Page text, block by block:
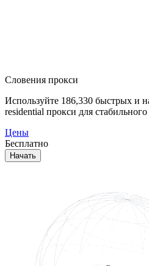
Словения прокси
Используйте 186,330 быстрых и
residential прокси для
Цены
Бесплатно
Начать